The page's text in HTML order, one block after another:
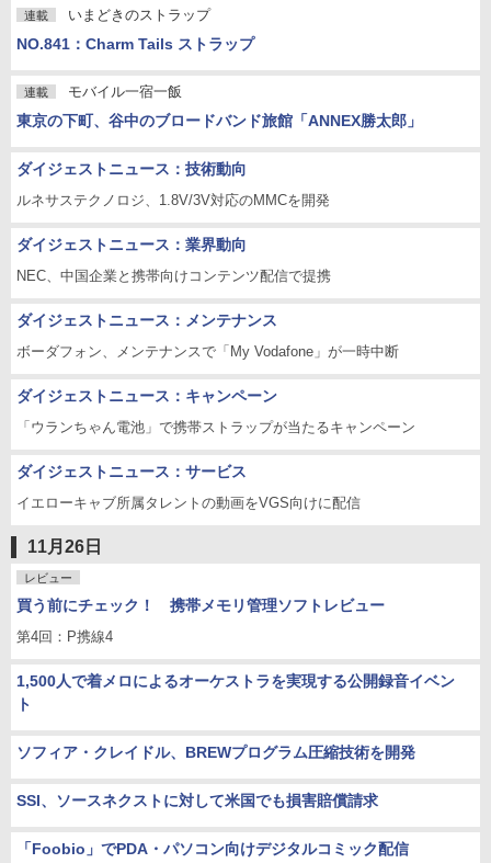
連載 いまどきのストラップ
NO.841：Charm Tails ストラップ
連載 モバイル一宿一飯
東京の下町、谷中のブロードバンド旅館「ANNEX勝太郎」
ダイジェストニュース：技術動向
ルネサステクノロジ、1.8V/3V対応のMMCを開発
ダイジェストニュース：業界動向
NEC、中国企業と携帯向けコンテンツ配信で提携
ダイジェストニュース：メンテナンス
ボーダフォン、メンテナンスで「My Vodafone」が一時中断
ダイジェストニュース：キャンペーン
「ウランちゃん電池」で携帯ストラップが当たるキャンペーン
ダイジェストニュース：サービス
イエローキャブ所属タレントの動画をVGS向けに配信
11月26日
レビュー
買う前にチェック！ 携帯メモリ管理ソフトレビュー
第4回：P携線4
1,500人で着メロによるオーケストラを実現する公開録音イベン
ト
ソフィア・クレイドル、BREWプログラム圧縮技術を開発
SSI、ソースネクストに対して米国でも損害賠償請求
「Foobio」でPDA・パソコン向けデジタルコミック配信